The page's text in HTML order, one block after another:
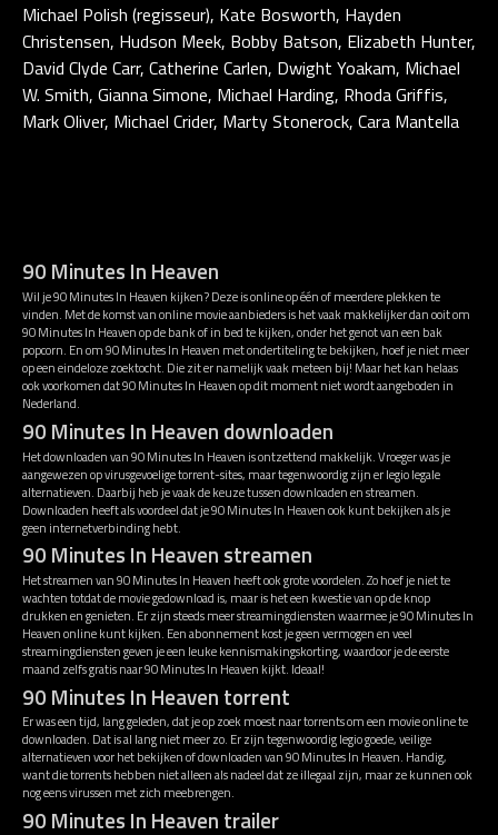
Michael Polish (regisseur), Kate Bosworth, Hayden
Christensen, Hudson Meek, Bobby Batson, Elizabeth Hunter,
David Clyde Carr, Catherine Carlen, Dwight Yoakam, Michael
W. Smith, Gianna Simone, Michael Harding, Rhoda Griffis,
Mark Oliver, Michael Crider, Marty Stonerock, Cara Mantella
90 Minutes In Heaven
Wil je 90 Minutes In Heaven kijken? Deze is online op één of meerdere plekken te
vinden. Met de komst van online movie aanbieders is het vaak makkelijker dan ooit om
90 Minutes In Heaven op de bank of in bed te kijken, onder het genot van een bak
popcorn. En om 90 Minutes In Heaven met ondertiteling te bekijken, hoef je niet meer
op een eindeloze zoektocht. Die zit er namelijk vaak meteen bij! Maar het kan helaas
ook voorkomen dat 90 Minutes In Heaven op dit moment niet wordt aangeboden in
Nederland.
90 Minutes In Heaven downloaden
Het downloaden van 90 Minutes In Heaven is ontzettend makkelijk. Vroeger was je
aangewezen op virusgevoelige torrent-sites, maar tegenwoordig zijn er legio legale
alternatieven. Daarbij heb je vaak de keuze tussen downloaden en streamen.
Downloaden heeft als voordeel dat je 90 Minutes In Heaven ook kunt bekijken als je
geen internetverbinding hebt.
90 Minutes In Heaven streamen
Het streamen van 90 Minutes In Heaven heeft ook grote voordelen. Zo hoef je niet te
wachten totdat de movie gedownload is, maar is het een kwestie van op de knop
drukken en genieten. Er zijn steeds meer streamingdiensten waarmee je 90 Minutes In
Heaven online kunt kijken. Een abonnement kost je geen vermogen en veel
streamingdiensten geven je een leuke kennismakingskorting, waardoor je de eerste
maand zelfs gratis naar 90 Minutes In Heaven kijkt. Ideaal!
90 Minutes In Heaven torrent
Er was een tijd, lang geleden, dat je op zoek moest naar torrents om een movie online te
downloaden. Dat is al lang niet meer zo. Er zijn tegenwoordig legio goede, veilige
alternatieven voor het bekijken of downloaden van 90 Minutes In Heaven. Handig,
want die torrents hebben niet alleen als nadeel dat ze illegaal zijn, maar ze kunnen ook
nog eens virussen met zich meebrengen.
90 Minutes In Heaven trailer